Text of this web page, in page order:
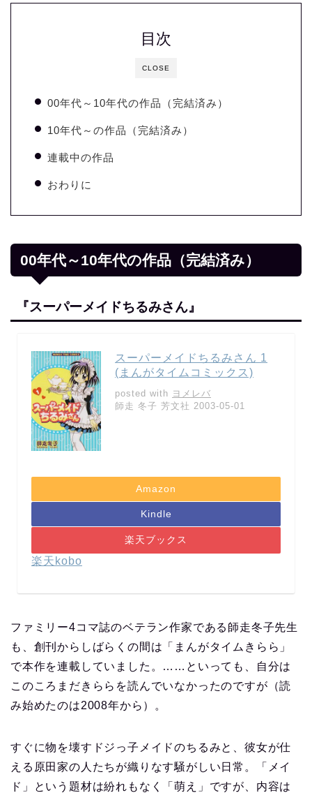
CLOSE
目次
00年代～10年代の作品（完結済み）
10年代～の作品（完結済み）
連載中の作品
おわりに
00年代～10年代の作品（完結済み）
『スーパーメイドちるみさん』
スーパーメイドちるみさん 1
(まんがタイムコミックス)
posted with ヨメレバ
師走 冬子 芳文社 2003-05-01
Amazon
Kindle
楽天ブックス
楽天kobo
ファミリー4コマ誌のベテラン作家である師走冬子先生
も、創刊からしばらくの間は「まんがタイムきらら」
で本作を連載していました。……といっても、自分は
このころまだきららを読んでいなかったのですが（読
み始めたのは2008年から）。
すぐに物を壊すドジっ子メイドのちるみと、彼女が仕
える原田家の人たちが織りなす騒がしい日常。「メイ
ド」という題材は紛れもなく「萌え」ですが、内容は